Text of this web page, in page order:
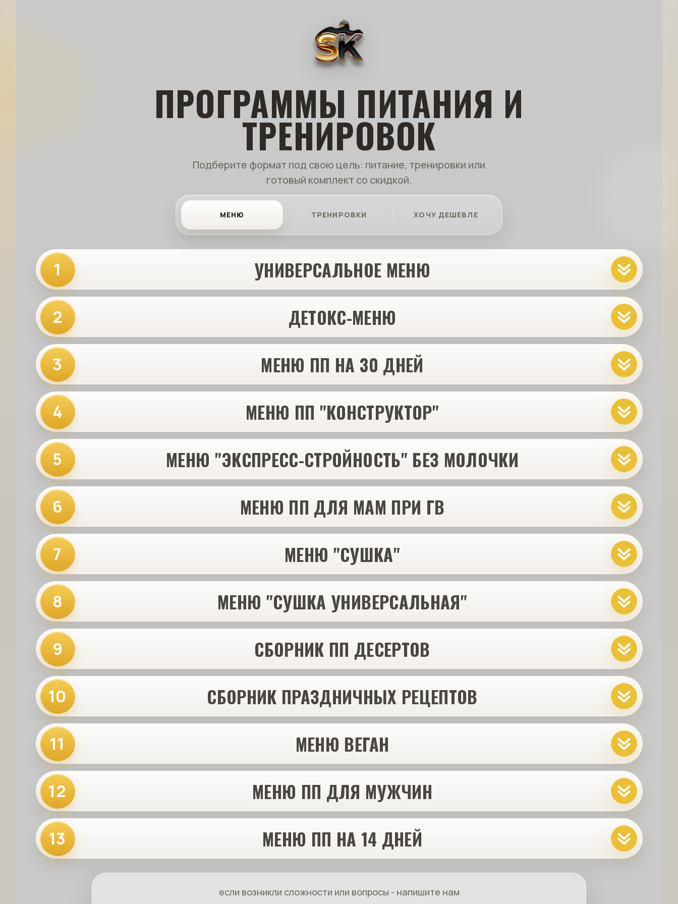
ПРОГРАММЫ ПИТАНИЯ И
ТРЕНИРОВОК
Подберите формат под свою цель: питание, тренировки или
готовый комплект со скидкой.
МЕНЮ ТРЕНИРОВКИ ХОЧУ ДЕШЕВЛЕ
1 УНИВЕРСАЛЬНОЕ МЕНЮ
2 ДЕТОКС-МЕНЮ
3 МЕНЮ ПП НА 30 ДНЕЙ
4 МЕНЮ ПП "КОНСТРУКТОР"
5 МЕНЮ "ЭКСПРЕСС-СТРОЙНОСТЬ" БЕЗ МОЛОЧКИ
6 МЕНЮ ПП ДЛЯ МАМ ПРИ ГВ
7 МЕНЮ "СУШКА"
8 МЕНЮ "СУШКА УНИВЕРСАЛЬНАЯ"
9 СБОРНИК ПП ДЕСЕРТОВ
10 СБОРНИК ПРАЗДНИЧНЫХ РЕЦЕПТОВ
11 МЕНЮ ВЕГАН
12 МЕНЮ ПП ДЛЯ МУЖЧИН
13 МЕНЮ ПП НА 14 ДНЕЙ
если возникли сложности или вопросы - напишите нам